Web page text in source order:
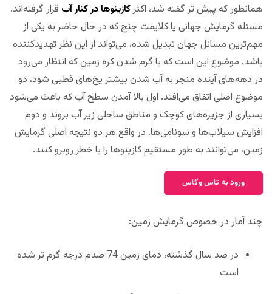
همانطور که پیش تر گفته شد، اکثرکازینوها در کنار آب قرار گرفته‌اند.
مسئله گرمایش جهانی یا کلایمت چنج که در حال حاضر به یکی از
مهم‌ترین مسائل جهان تبدیل شده، می‌تواند از این نظر تهدیدکننده
باشد. موضوع این است که با گرم شدن کره زمین که انتظار می‌رود
در دهه‌های آینده منجر به آب شدن بیشتر یخ‌های قطبی شود، دو
موضوع اصلی اتفاق می‌افتد. اول بالا آمدن سطح آب که باعث می‌شود
بسیاری از جزیره‌های کوچک و مناطق ساحلی زیر آب بروند و دوم
افزایش سیلاب‌ها و سونامی‌ها. در واقع هر دو نتیجه اصلی گرمایش
زمین، می‌توانند به طور مستقیم کازینوها را با خطر روبرو کنند.
ورود به تاس وگاس
چند آمار در خصوص گرمایش زمین:
در صد سال گذشته، دمای زمین 74 صدم درجه گرم تر شده
است